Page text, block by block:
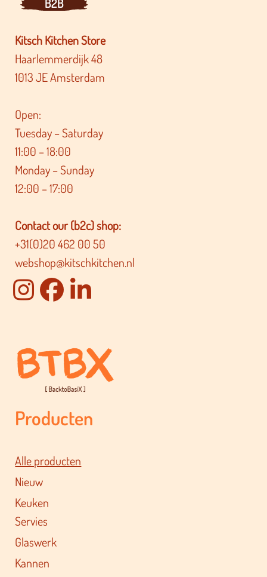
Kitsch Kitchen Store
Haarlemmerdijk 48
1013 JE Amsterdam
Open:
Tuesday – Saturday
11:00 – 18:00
Monday – Sunday
12:00 – 17:00
Contact our (b2c) shop:
+31(0)20 462 00 50
webshop@kitschkitchen.nl
Producten
Alle producten
Nieuw
Keuken
Servies
Glaswerk
Kannen